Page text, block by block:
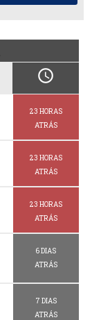
schedule
23 HORAS
ATRÁS
23 HORAS
ATRÁS
23 HORAS
ATRÁS
6 DIAS
ATRÁS
7 DIAS
ATRÁS